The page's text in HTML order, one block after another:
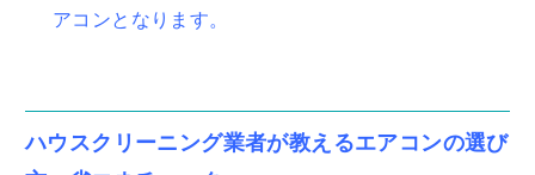
アコンとなります。
ハウスクリーニング業者が教えるエアコンの選び